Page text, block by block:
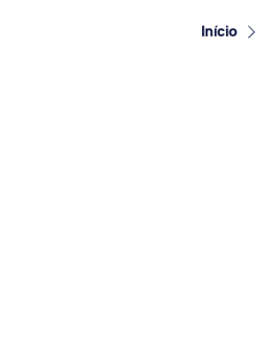
Início